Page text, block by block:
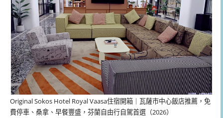
Original Sokos Hotel Royal Vaasa住宿開箱｜瓦薩市中心飯店推薦，免
費停車、桑拿、早餐豐盛，芬蘭自由行自駕首選（2026）